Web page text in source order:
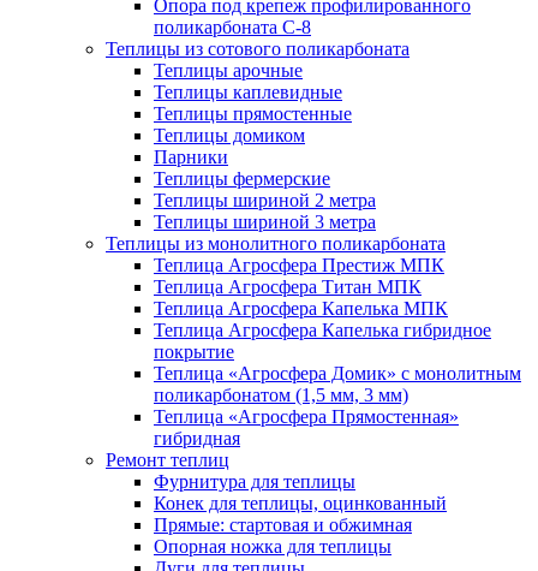
Опора под крепеж профилированного
поликарбоната С-8
Теплицы из сотового поликарбоната
Теплицы арочные
Теплицы каплевидные
Теплицы прямостенные
Теплицы домиком
Парники
Теплицы фермерские
Теплицы шириной 2 метра
Теплицы шириной 3 метра
Теплицы из монолитного поликарбоната
Теплица Агросфера Престиж МПК
Теплица Агросфера Титан МПК
Теплица Агросфера Капелька МПК
Теплица Агросфера Капелька гибридное
покрытие
Теплица «Агросфера Домик» с монолитным
поликарбонатом (1,5 мм, 3 мм)
Теплица «Агросфера Прямостенная»
гибридная
Ремонт теплиц
Фурнитура для теплицы
Конек для теплицы, оцинкованный
Прямые: стартовая и обжимная
Опорная ножка для теплицы